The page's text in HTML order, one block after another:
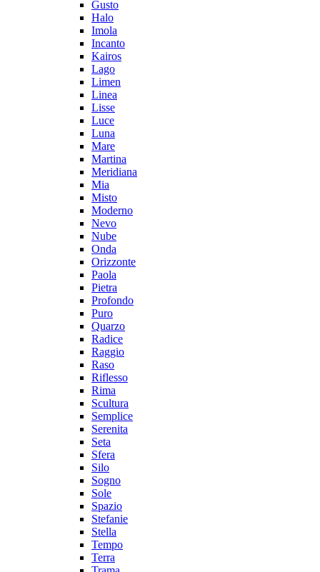
Gusto
Halo
Imola
Incanto
Kairos
Lago
Limen
Linea
Lisse
Luce
Luna
Mare
Martina
Meridiana
Mia
Misto
Moderno
Nevo
Nube
Onda
Orizzonte
Paola
Pietra
Profondo
Puro
Quarzo
Radice
Raggio
Raso
Riflesso
Rima
Scultura
Semplice
Serenita
Seta
Sfera
Silo
Sogno
Sole
Spazio
Stefanie
Stella
Tempo
Terra